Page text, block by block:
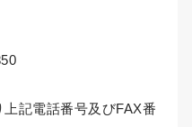
記電話番号及びFAX番